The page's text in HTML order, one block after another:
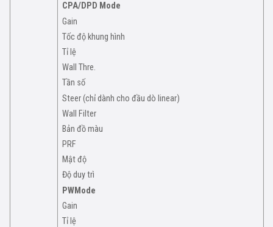
CPA/DPD Mode
Gain
Tốc độ khung hình
Tỉ lệ
Wall Thre.
Tần số
Steer (chỉ dành cho đầu dò linear)
Wall Filter
Bản đồ màu
PRF
Mật độ
Độ duy trì
PWMode
Gain
Tỉ lệ